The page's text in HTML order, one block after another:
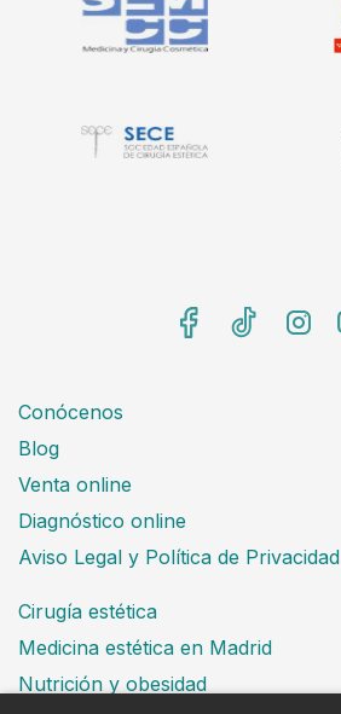
Conócenos
Blog
Venta online
Diagnóstico online
Aviso Legal y Política de Privacidad
Cirugía estética
Medicina estética en Madrid
Nutrición y obesidad